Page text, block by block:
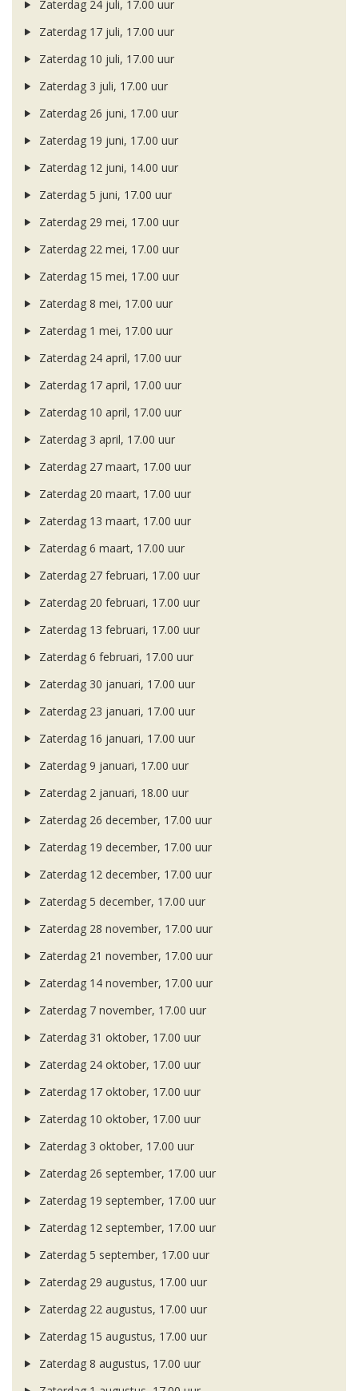
Zaterdag 24 juli, 17.00 uur
Zaterdag 17 juli, 17.00 uur
Zaterdag 10 juli, 17.00 uur
Zaterdag 3 juli, 17.00 uur
Zaterdag 26 juni, 17.00 uur
Zaterdag 19 juni, 17.00 uur
Zaterdag 12 juni, 14.00 uur
Zaterdag 5 juni, 17.00 uur
Zaterdag 29 mei, 17.00 uur
Zaterdag 22 mei, 17.00 uur
Zaterdag 15 mei, 17.00 uur
Zaterdag 8 mei, 17.00 uur
Zaterdag 1 mei, 17.00 uur
Zaterdag 24 april, 17.00 uur
Zaterdag 17 april, 17.00 uur
Zaterdag 10 april, 17.00 uur
Zaterdag 3 april, 17.00 uur
Zaterdag 27 maart, 17.00 uur
Zaterdag 20 maart, 17.00 uur
Zaterdag 13 maart, 17.00 uur
Zaterdag 6 maart, 17.00 uur
Zaterdag 27 februari, 17.00 uur
Zaterdag 20 februari, 17.00 uur
Zaterdag 13 februari, 17.00 uur
Zaterdag 6 februari, 17.00 uur
Zaterdag 30 januari, 17.00 uur
Zaterdag 23 januari, 17.00 uur
Zaterdag 16 januari, 17.00 uur
Zaterdag 9 januari, 17.00 uur
Zaterdag 2 januari, 18.00 uur
Zaterdag 26 december, 17.00 uur
Zaterdag 19 december, 17.00 uur
Zaterdag 12 december, 17.00 uur
Zaterdag 5 december, 17.00 uur
Zaterdag 28 november, 17.00 uur
Zaterdag 21 november, 17.00 uur
Zaterdag 14 november, 17.00 uur
Zaterdag 7 november, 17.00 uur
Zaterdag 31 oktober, 17.00 uur
Zaterdag 24 oktober, 17.00 uur
Zaterdag 17 oktober, 17.00 uur
Zaterdag 10 oktober, 17.00 uur
Zaterdag 3 oktober, 17.00 uur
Zaterdag 26 september, 17.00 uur
Zaterdag 19 september, 17.00 uur
Zaterdag 12 september, 17.00 uur
Zaterdag 5 september, 17.00 uur
Zaterdag 29 augustus, 17.00 uur
Zaterdag 22 augustus, 17.00 uur
Zaterdag 15 augustus, 17.00 uur
Zaterdag 8 augustus, 17.00 uur